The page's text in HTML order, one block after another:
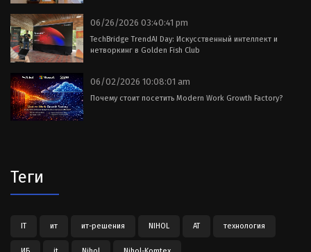
06/26/2026 03:40:41 pm
TechBridge TrendAI Day: Искусственный интеллект и
нетворкинг в Golden Fish Club
06/02/2026 10:08:01 am
Почему стоит посетить Modern Work Growth Factory?
Теги
IT ит ит-решения NIHOL АТ технология